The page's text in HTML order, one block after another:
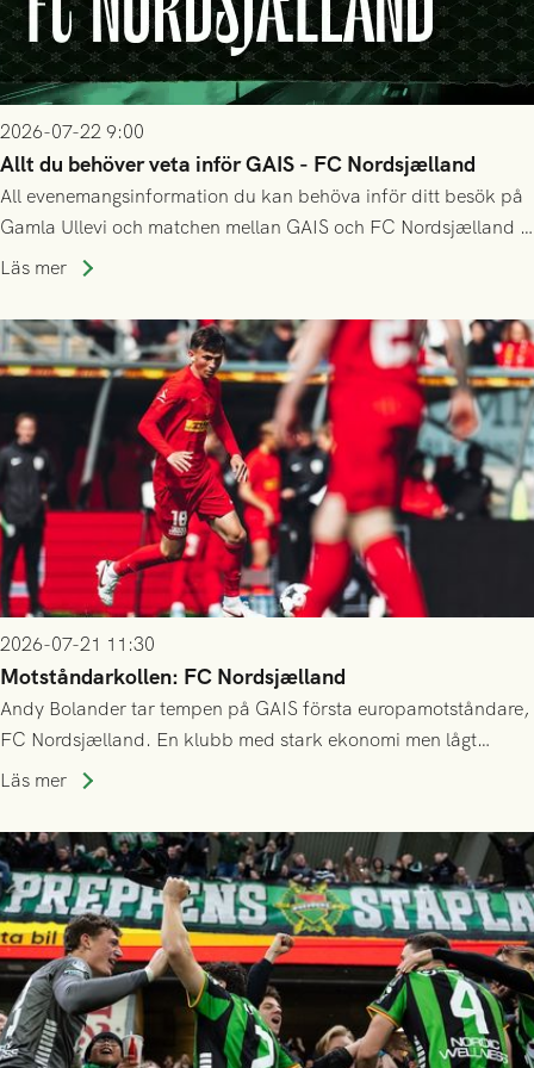
2026-07-22 9:00
Allt du behöver veta inför GAIS - FC Nordsjælland
All evenemangsinformation du kan behöva inför ditt besök på
Gamla Ullevi och matchen mellan GAIS och FC Nordsjælland i
kvalet till Conference League! Avspark kl 19.00 på torsdag
Läs mer
2026-07-21 11:30
Motståndarkollen: FC Nordsjælland
Andy Bolander tar tempen på GAIS första europamotståndare,
FC Nordsjælland. En klubb med stark ekonomi men lågt
publiksnitt, ett lag med både kollektiv styrka och individuell
Läs mer